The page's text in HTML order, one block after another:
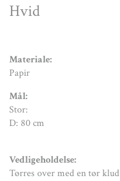
Hvid
Materiale:
Papir
Mål:
Stor:
D: 80 cm
Vedligeholdelse:
Tørres over med en tør klud